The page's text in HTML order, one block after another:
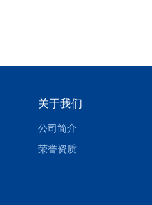
关于我们
公司简介
荣誉资质